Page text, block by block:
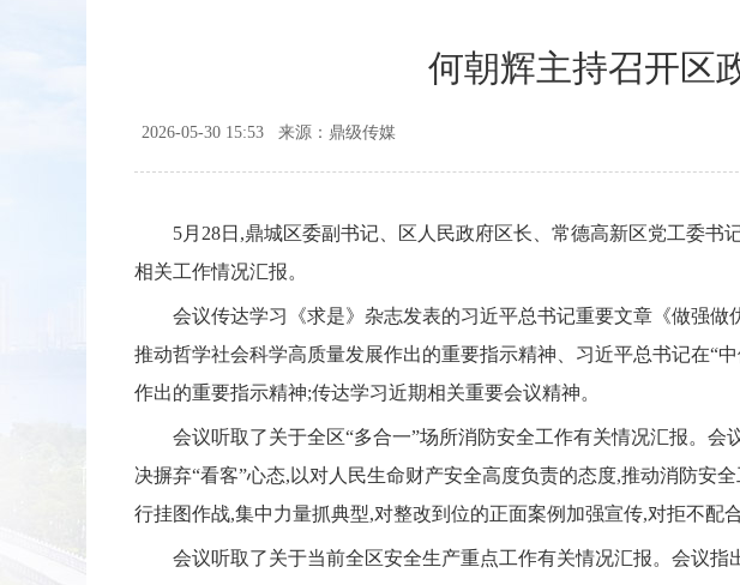
何朝辉主持召开区
2026-05-30 15:53 来源：鼎级传媒
5月28日,鼎城区委副书记、区人民政府区长、常德高新区党工委
相关工作情况汇报。
会议传达学习《求是》杂志发表的习近平总书记重要文章《做强
推动哲学社会科学高质量发展作出的重要指示精神、习近平总书记在“
作出的重要指示精神;传达学习近期相关重要会议精神。
会议听取了关于全区“多合一”场所消防安全工作有关情况汇报。
决摒弃“看客”心态,以对人民生命财产安全高度负责的态度,推动消防安
行挂图作战,集中力量抓典型,对整改到位的正面案例加强宣传,对拒不配
会议听取了关于当前全区安全生产重点工作有关情况汇报。会议